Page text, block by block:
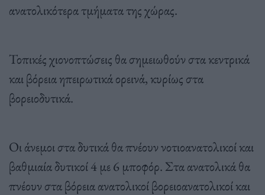
ανατολικότερα τμήματα της χώρας.
Τοπικές χιονοπτώσεις θα σημειωθούν στα κεντρικά
και βόρεια ηπειρωτικά ορεινά, κυρίως στα
βορειοδυτικά.
Οι άνεμοι στα δυτικά θα πνέουν νοτιοανατολικοί και
βαθμιαία δυτικοί 4 με 6 μποφόρ. Στα ανατολικά θα
πνέουν στα βόρεια ανατολικοί βορειοανατολικοί και